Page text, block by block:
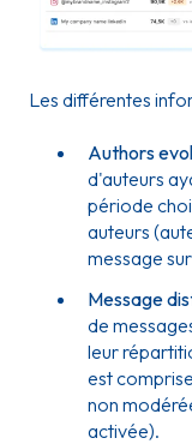
Les différentes
Authors
d'auteurs
période
auteurs
message
Message
de
leur
est
non
activée).